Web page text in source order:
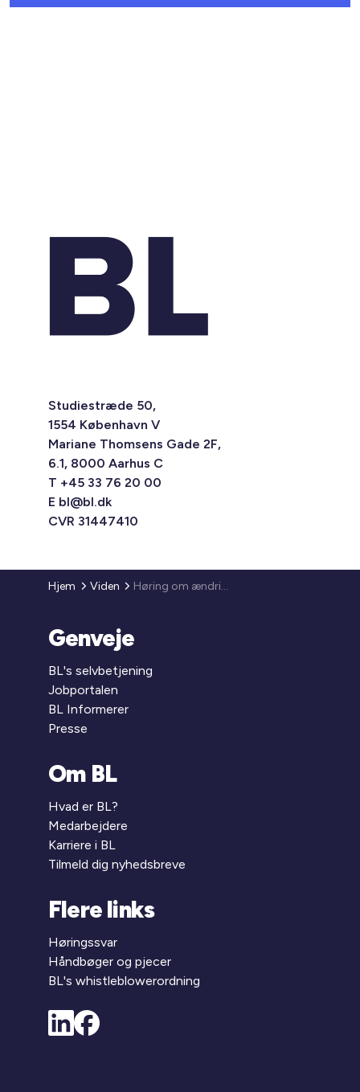
Studiestræde 50,
1554 København V
Mariane Thomsens Gade 2F,
6.1, 8000 Aarhus C
T +45 33 76 20 00
E bl@bl.dk
CVR 31447410
Hjem Viden Høring om ændring af lov om almene boliger m.v. og lov om leje af almene boliger m.v.
Genveje
BL's selvbetjening
Jobportalen
BL Informerer
Presse
Om BL
Hvad er BL?
Medarbejdere
Karriere i BL
Tilmeld dig nyhedsbreve
Flere links
Høringssvar
Håndbøger og pjecer
BL's whistleblowerordning